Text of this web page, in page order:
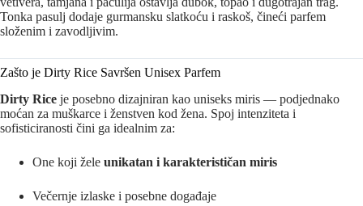
Tonka pasulj dodaje gurmansku slatkoću i raskoš, čineći parfem
složenim i zavodljivim.
Zašto je Dirty Rice Savršen Unisex Parfem
Dirty Rice je posebno dizajniran kao uniseks miris — podjednako
moćan za muškarce i ženstven kod žena. Spoj intenziteta i
sofisticiranosti čini ga idealnim za:
One koji žele unikatan i karakterističan miris
Večernje izlaske i posebne događaje